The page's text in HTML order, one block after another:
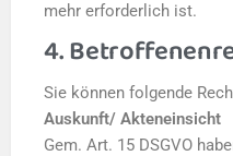
mehr erforderlich ist.
4.
Sie können folgende
Auskunft/ Akteneinsicht
Gem. Art. 15 DSGVO